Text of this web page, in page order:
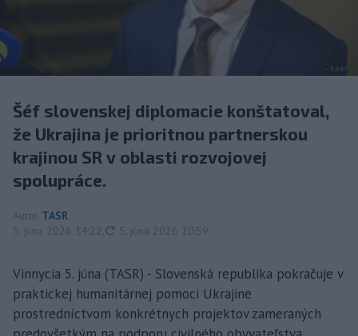
Šéf slovenskej diplomacie konštatoval,
že Ukrajina je prioritnou partnerskou
krajinou SR v oblasti rozvojovej
spolupráce.
Autor TASR
5. júna 2026 14:22
aktualizované
5. júna 2026 20:59
Vinnycia 5. júna (TASR) - Slovenská republika pokračuje v
praktickej humanitárnej pomoci Ukrajine
prostredníctvom konkrétnych projektov zameraných